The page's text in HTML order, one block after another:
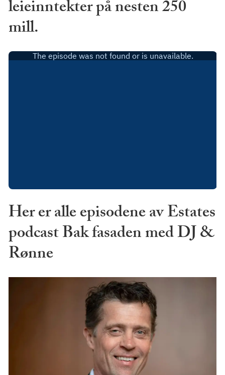
leieinntekter på nesten 250
mill.
Her er alle episodene av Estates
podcast Bak fasaden med DJ &
Rønne